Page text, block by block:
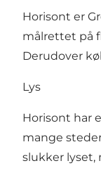
Horisont er
målrettet på
Derudover
Lys
Horisont har
mange
slukker lyset,